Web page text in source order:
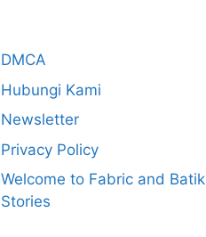
DMCA
Hubungi Kami
Newsletter
Privacy Policy
Welcome to Fabric and Batik
Stories